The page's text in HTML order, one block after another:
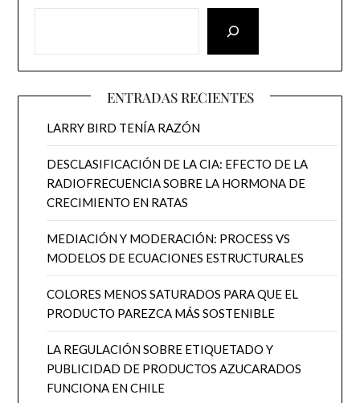
ENTRADAS RECIENTES
LARRY BIRD TENÍA RAZÓN
DESCLASIFICACIÓN DE LA CIA: EFECTO DE LA
RADIOFRECUENCIA SOBRE LA HORMONA DE
CRECIMIENTO EN RATAS
MEDIACIÓN Y MODERACIÓN: PROCESS VS
MODELOS DE ECUACIONES ESTRUCTURALES
COLORES MENOS SATURADOS PARA QUE EL
PRODUCTO PAREZCA MÁS SOSTENIBLE
LA REGULACIÓN SOBRE ETIQUETADO Y
PUBLICIDAD DE PRODUCTOS AZUCARADOS
FUNCIONA EN CHILE